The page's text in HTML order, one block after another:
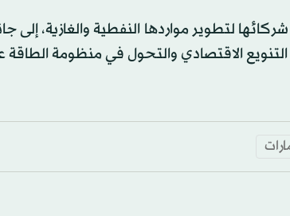
لتطوير مواردها النفطية والغازية، إلى
الاقتصادي والتحول في منظومة